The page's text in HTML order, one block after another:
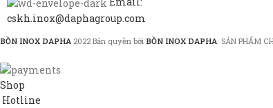
cskh.inox@daphagroup.com
BỒN INOX DAPHA 2022 Bản quyền bởi BỒN INOX DAPHA . SẢN PHẨM
Shop
Hotline